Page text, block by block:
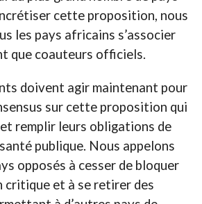
cette proposition, nous
les pays africains s’associer
que coauteurs officiels.
doivent agir maintenant pour
sur cette proposition qui
remplir leurs obligations de
publique. Nous appelons
opposés à cesser de bloquer
et à se retirer des